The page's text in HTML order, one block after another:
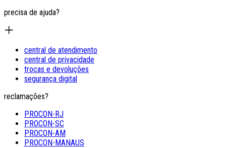
precisa de ajuda?
central de atendimento
central de privacidade
trocas e devoluções
segurança digital
reclamações?
PROCON-RJ
PROCON-SC
PROCON-AM
PROCON-MANAUS